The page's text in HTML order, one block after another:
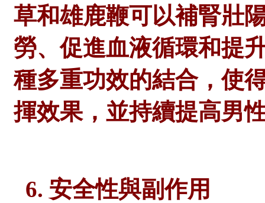
草和雄鹿鞭可以補腎壯
勞、促進血液循環和提
種多重功效的結合，使
揮效果，並持續提高男
6. 安全性與副作用